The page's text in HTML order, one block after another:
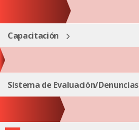
Capacitación
Sistema de Evaluación/Denuncias